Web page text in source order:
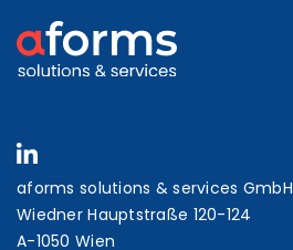
aforms solutions & services GmbH
Wiedner Hauptstraße 120-124
A-1050 Wien